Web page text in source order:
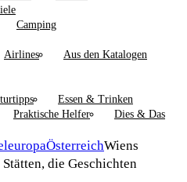
Camping
Airlines
Aus den Katalogen
Essen & Trinken
Praktische Helfer
Dies & Das
ÖsterreichWiens
die Geschichten